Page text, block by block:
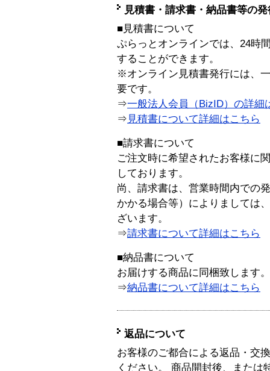
見積書・請求書・納品書等の
■見積書について
ぷらっとオンラインでは、24時
することができます。
※オンライン見積書発行には、
要です。
⇒一般法人会員（BizID）の詳細
⇒ 見積書について詳細はこちら
■請求書について
ご注文時に希望されたお客様に
しております。
尚、請求書は、営業時間内での
かかる場合等）によりましては
ざいます。
⇒請求書について詳細はこちら
■納品書について
お届けする商品に同梱致します。
⇒納品書について詳細はこちら
返品について
お客様のご都合による返品・交
ください。 商品開封後、または